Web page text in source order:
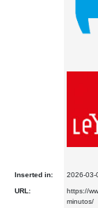
Inserted in: 2026-03-
URL:
https://
minutos/